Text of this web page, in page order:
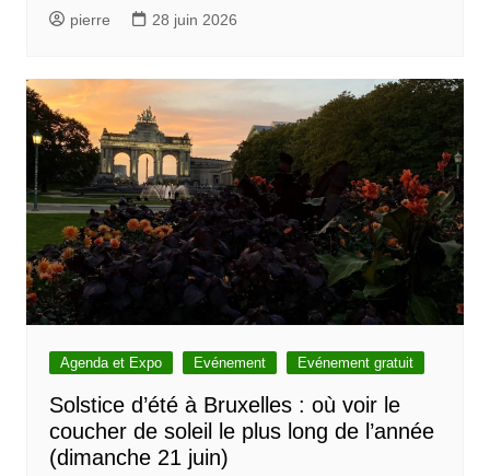
i
c
e
pierre 28 juin 2026
Agenda et Expo Evénement Evénement gratuit
Solstice d’été à Bruxelles : où voir le
coucher de soleil le plus long de l’année
(dimanche 21 juin)